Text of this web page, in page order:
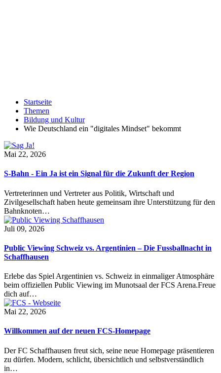
Startseite
Themen
Bildung und Kultur
Wie Deutschland ein "digitales Mindset" bekommt
Mai 22, 2026
S-Bahn - Ein Ja ist ein Signal für die Zukunft der Region
Vertreterinnen und Vertreter aus Politik, Wirtschaft und
Zivilgesellschaft haben heute gemeinsam ihre Unterstützung für den
Bahnknoten…
Juli 09, 2026
Public Viewing Schweiz vs. Argentinien – Die Fussballnacht in
Schaffhausen
Erlebe das Spiel Argentinien vs. Schweiz in einmaliger Atmosphäre
beim offiziellen Public Viewing im Munotsaal der FCS Arena.Freue
dich auf…
Mai 22, 2026
Willkommen auf der neuen FCS-Homepage
Der FC Schaffhausen freut sich, seine neue Homepage präsentieren
zu dürfen. Modern, schlicht, übersichtlich und selbstverständlich
in…